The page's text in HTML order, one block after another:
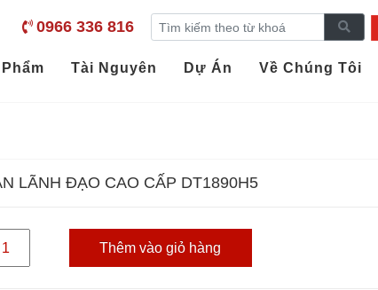
0966 336 816
Tài Nguyên Dự Án Về Chúng Tôi
LÃNH ĐẠO CAO CẤP DT1890H5
Thêm vào giỏ hàng